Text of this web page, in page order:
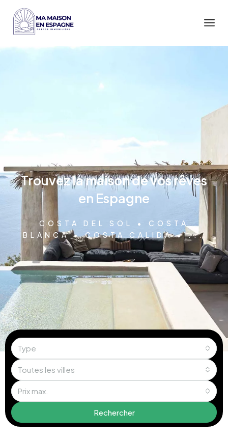
Trouvez la maison de vos rêves
en Espagne
COSTA DEL SOL • COSTA
BLANCA • COSTA CALIDA • ...
Type
Toutes les villes
Prix max.
Rechercher